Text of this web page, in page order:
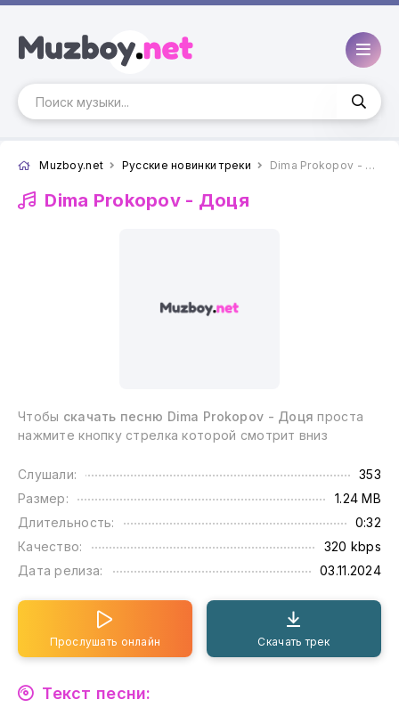
Muzboy.net Русские новинки треки Dima Prokopov - Доця
Dima Prokopov - Доця
Чтобы скачать песню Dima Prokopov - Доця проста
нажмите кнопку стрелка которой смотрит вниз
Слушали:
353
Размер:
1.24 MB
Длительность:
0:32
Качество:
320 kbps
Дата релиза:
03.11.2024
Прослушать онлайн Скачать трек
Текст песни: